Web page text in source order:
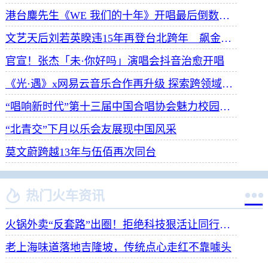
港台麋先生《WE 我们的十年》开唱最后倒数 惊喜释出10周年纪念单曲宠粉
文艺天后刘若英睽违15年再登台北跨年 飙金嗓演唱经典招牌歌掀回忆杀
官宣！张杰「未·你好吗」演唱会抖音治愈开唱
《光·遇》x网易云音乐合作再升级 探索跨领域社交新体验
“唱响新时代”第十三届中国合唱协会魅力校园合唱展演开幕
“北青交”下月以乐会友展现中国风采
莫文蔚跨越13年与伍佰再次同台
 热门火车资讯 
火锅外卖“反套路”出圈！拒绝科技狠活让同行颤抖
老上海味道落地吉隆坡，传统点心走红不靠噱头